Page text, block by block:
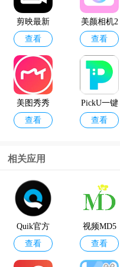
剪映最新
版本2024
查看
美颜相机2
020旧版本
查看
美图秀秀
官方版
查看
PickU一键
抠图app
查看
快影视频
剪辑app
查看
爱剪辑手
机版
查看
相关应用
Quik官方
最新版本
查看
视频MD5
修改器安
卓版
查看